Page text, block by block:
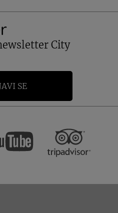
City
SE